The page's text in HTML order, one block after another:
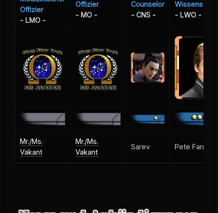
Offizier
- LMO -
Offizier
- MO -
Counselor
- CNS -
- LWO -
Mr./Ms.
Vakant
Mr./Ms.
Vakant
Sarev Pete Farrell